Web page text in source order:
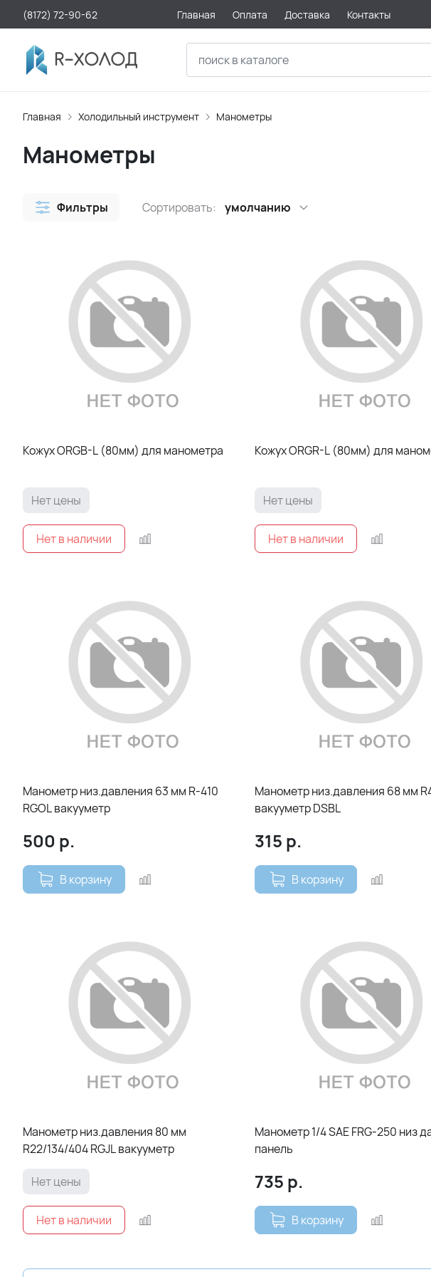
(8172) 72-90-62 Главная Оплата Доставка Контакты
Главная Холодильный инструмент Манометры
Манометры
Фильтры Сортировать: умолчанию
Кожух ORGB-L (80мм) для манометра
Нет цены
Кожух ORGR-L (80мм)
Нет цены
Манометр низ.давления 63 мм R-410
RGOL вакууметр
500 р.
В корзину
Манометр низ.давления 68 мм
вакууметр DSBL
315 р.
В корзину
Манометр низ.давления 80 мм
R22/134/404 RGJL вакууметр
Нет цены
Манометр 1/4 SAE FRG-250 низ
панель
735 р.
В корзину